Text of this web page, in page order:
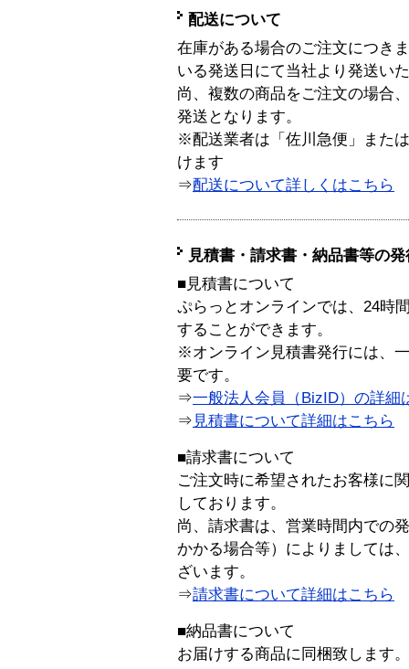
配送について
在庫がある場合のご注文につき
いる発送日にて当社より発送い
尚、複数の商品をご注文の場合
発送となります。
※配送業者は「佐川急便」また
けます
⇒配送について詳しくはこちら
見積書・請求書・納品書等の
■見積書について
ぷらっとオンラインでは、24時
することができます。
※オンライン見積書発行には、
要です。
⇒一般法人会員（BizID）の詳細
⇒ 見積書について詳細はこちら
■請求書について
ご注文時に希望されたお客様に
しております。
尚、請求書は、営業時間内での
かかる場合等）によりましては
ざいます。
⇒請求書について詳細はこちら
■納品書について
お届けする商品に同梱致します。